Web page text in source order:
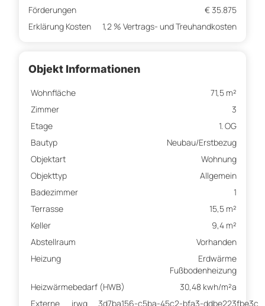
Förderungen
€ 35.875
Erklärung Kosten
1,2 % Vertrags- und Treuhandkosten
Objekt Informationen
Wohnfläche
71,5 m²
Zimmer
3
Etage
1. OG
Bautyp
Neubau/Erstbezug
Objektart
Wohnung
Objekttyp
Allgemein
Badezimmer
1
Terrasse
15,5 m²
Keller
9,4 m²
Abstellraum
Vorhanden
Heizung
Erdwärme
Fußbodenheizung
Heizwärmebedarf (HWB)
30,48 kwh/m²a
Externe
irwg__3d7ba156-c5ba-45c2-bfa3-ddbe223fbe3c